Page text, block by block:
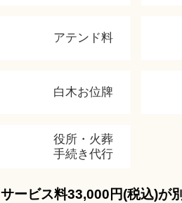
アテンド料
白木お位牌
役所・火葬
手続き代行
サービス料33,000円(税込)が